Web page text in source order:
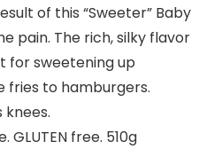
of this “Sweeter” Baby
pain. The rich, silky flavor
for sweetening up
fries to hamburgers.
knees.
GLUTEN free. 510g